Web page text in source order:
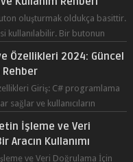
oluşturmak oldukça basittir.
kullanılabilir. Bir butonun
Özellikleri 2024: Güncel
Rehber
Giriş: C# programlama
sağlar ve kullanıcıların
İşleme ve Veri
Aracın Kullanımı
ve Veri Doğrulama İçin